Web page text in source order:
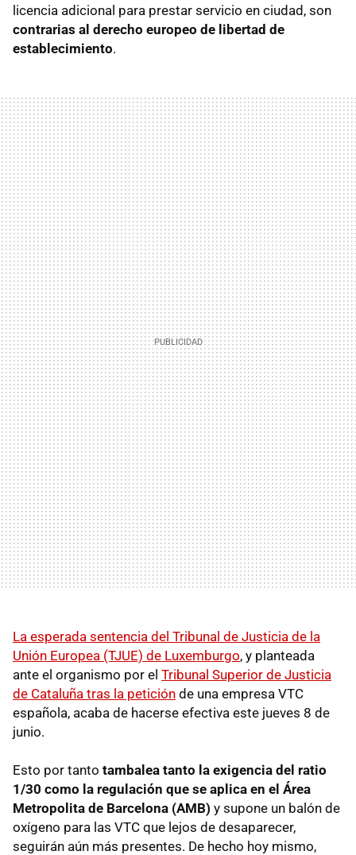
licencia adicional para prestar servicio en ciudad, son
contrarias al derecho europeo de libertad de
establecimiento.
La esperada sentencia del Tribunal de Justicia de la
Unión Europea (TJUE) de Luxemburgo, y planteada
ante el organismo por el Tribunal Superior de Justicia
de Cataluña tras la petición de una empresa VTC
española, acaba de hacerse efectiva este jueves 8 de
junio.
Esto por tanto tambalea tanto la exigencia del ratio
1/30 como la regulación que se aplica en el Área
Metropolita de Barcelona (AMB) y supone un balón de
oxígeno para las VTC que lejos de desaparecer,
seguirán aún más presentes. De hecho hoy mismo,